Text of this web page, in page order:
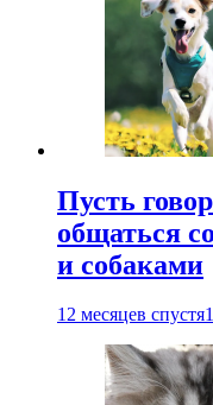
Пусть
общаться
и собаками
12 месяцев спустя